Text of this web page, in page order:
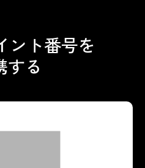
ント番号を
する